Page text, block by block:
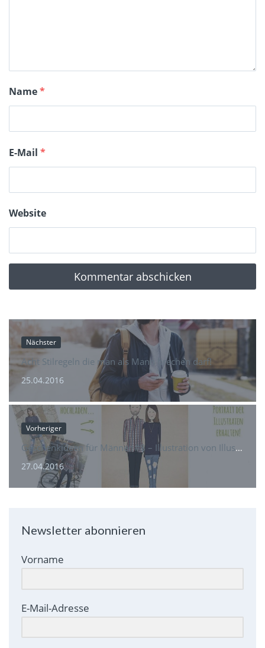
Name*
E-Mail *
Website
Nächster
Acht Stilregeln die man als Mann brechen darf!
25.04.2016
Vorheriger
Geschenkideen für Männer #8 – Illustration von Illustraten.de
27.04.2016
Newsletter abonnieren
Vorname
E-Mail-Adresse